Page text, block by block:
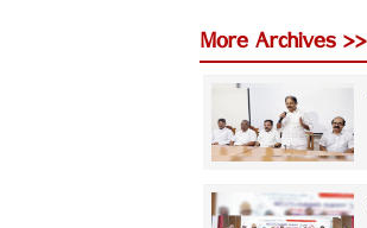
More Archives >>